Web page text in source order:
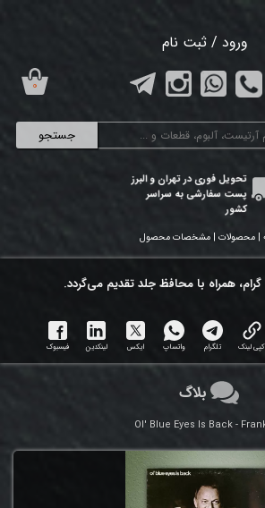
جستجو
ورود / ثبت نام
تحویل فوری در تهران و البرز
پست سفارشی به سراسر
کشور
۰
| محصولات | مشخصات محصول
همراه با محافظ جلد تقدیم می‌گردد.
کپی لینک تلگرام واتساپ ایکس لینکدین فیسبوک
Ol' Blue Eyes Is Back -
بلاگ